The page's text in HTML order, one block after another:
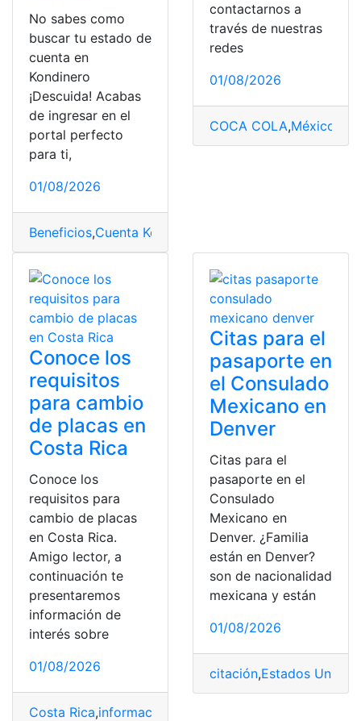
No sabes como
buscar tu estado de
cuenta en
Kondinero
¡Descuida! Acabas
de ingresar en el
portal perfecto
para ti,
01/08/2026
Beneficios,Cuenta Kondinero
contactarnos a
través de nuestras
redes
01/08/2026
COCA COLA,México
Conoce los
requisitos
para cambio
de placas en
Costa Rica
Conoce los
requisitos para
cambio de placas
en Costa Rica.
Amigo lector, a
continuación te
presentaremos
información de
interés sobre
01/08/2026
Costa Rica,información
Citas para el
pasaporte en
el Consulado
Mexicano en
Denver
Citas para el
pasaporte en el
Consulado
Mexicano en
Denver. ¿Familia
están en Denver?
son de nacionalidad
mexicana y están
01/08/2026
citación,Estados Unidos